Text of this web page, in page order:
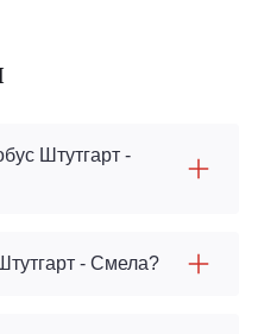
Штутгарт -
- Смела?